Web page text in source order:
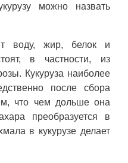
можно назвать
воду, жир, белок и
в частности, из
Кукуруза наиболее
после сбора
что чем дольше она
преобразуется в
в кукурузе делает